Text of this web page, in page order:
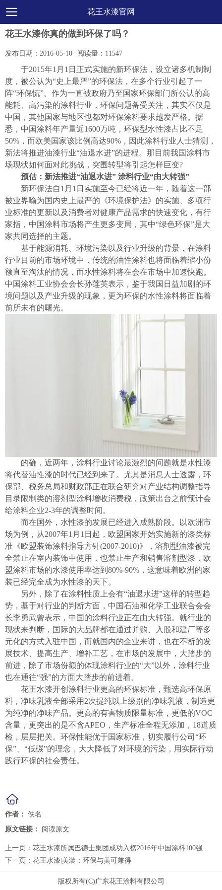
花王水漆官网
花王水漆你真的做到环保了吗？
发布日期： 2016-05-10 阅读量： 11547
于2015年1月1日正式实施的新环保法，设立诸多机制制
度，被公认为“史上最严”的环保法，在多个行业引起了一
阵“环保慌”。作为一直被政府乃至国家环保部门所公认的高
能耗、高污染的涂料行业，环保问题备受关注，其实不仅是
中国，其他国家与地区也都对环保涂料要求越发严格。据
悉，中国涂料年产量近1600万吨，环保型水性漆占比不足
50%，而欧美国家该比例高达90%，因此涂料行业人士猜测，
新法将推进油漆行业“油退水进”的进程。那目前我国涂料市
场现状如何面对此挑战，突围转型将引起怎样巨变?
预估：新法推进“油退水进” 涂料行业“由大转强”
新环保法自1月1日实施至今已经将近一年，随着这一部
被业界喻为国内史上最严的《环境保护法》的实施、多项行
业标准的更新以及消费者对健康产品需求的快速变化，有行
家指，中国涂料市场将产生更多变局，其中“绿色环保”是大
家共同选择的主题。
基于能源消耗、环境污染以及行业升级的背景，在涂料
行业目前的市场环境中，传统的油性涂料也将面临着缩小份
额直至淘汰的情况，而水性涂料将在会在市场中加速快跑。
中国涂料工业协会会长孙莲英表示，鉴于我国日益加剧的环
境问题以及产业升级的现象，更为环保的水性涂料将面临着
前所未有的曙光。
的确，近两年，涂料行业讨论最激烈的问题就是水性漆
将代替油性漆的时代已经到来了。尤其是消息人士透露，环
保部、税务总局和财政部正在联合研究对产业结构调整指导
目录限制类的溶剂型涂料增收消费税，政策出台之前预计会
给涂料企业2-3年的调整时间。
而在国外，水性漆的发展已经进入成熟阶段。以欧洲市
场为例，从2007年1月1日起，欧盟国家开始实施新的漆类标
准《欧盟装饰涂料指导方针(2007-2010)》，溶剂型油漆被完
全禁止在室内装饰中使用，也禁止生产和销售溶剂型漆，欧
盟涂料市场的水漆使用率达到80%-90%，这意味着欧洲的家
装已经完全成为水性漆的天下。
另外，除了在涂料性质上会有“油退水进”这样的转型趋
势，基于对行业的判断方面，中国石油和化学工业联合会会
长李勇武曾表示，中国的涂料行业正在由大转强。就行业的
现状来判断，国际的大品牌都在通过并购、入股和建厂等多
元化的方式入驻中国，而就国内的企业来讲，也在不断的发
展技术、提高生产、增补工艺，在市场的发展中，大踏步的
前进，除了市场份额的体现涂料行业的“大”以外，涂料行业
也在通往“强”的方面大踏步的前进着。
花王水漆开创涂料行业更高的环保标准，甄选高环保原
料，净味乳液全部采用2次提纯以上级别的净味乳液，制造更
为纯净的净味产品。更高的有害物质限量标准，更低的VOC
含量，更突出的是不含APEO，生产标准全程无添加，18道质
检，层层把关。环保性能优于国家标准，切实履行公司“环
保”、“低碳”的理念，大大降低了对环境的污染，用实际行动
践行环保的社会责任。
作者： 佚名
原文链接：
阅读原文
上一页： 花王水漆所属巴德士集团成功入榜2016年中国涂料100强
下一页： 花王水漆|美装：环保与美可兼得
版权所有(C)广东花王涂料有限公司